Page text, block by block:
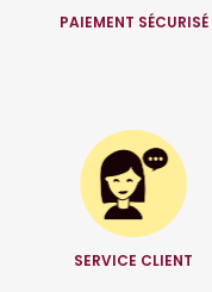
PAIEMENT SÉCURISÉ
SERVICE CLIENT